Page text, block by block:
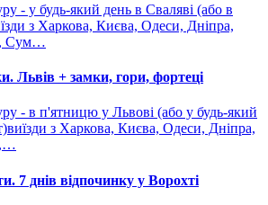
- у будь-який день в Сваляві (або в
з Харкова, Києва, Одеси, Дніпра,
Сум…
Львів + замки, гори, фортеці
- в п'ятницю у Львові (або у будь-який
з Харкова, Києва, Одеси, Дніпра,
7 днів відпочинку у Ворохті